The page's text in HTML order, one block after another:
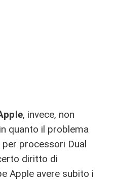
, invece, non
quanto il problema
processori Dual
diritto di
Apple avere subito i